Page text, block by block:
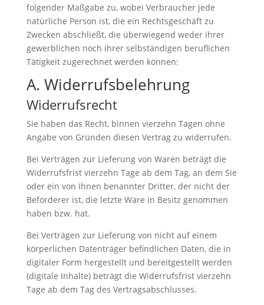
folgender Maßgabe zu, wobei Verbraucher jede
natürliche Person ist, die ein Rechtsgeschäft zu
Zwecken abschließt, die überwiegend weder ihrer
gewerblichen noch ihrer selbständigen beruflichen
Tätigkeit zugerechnet werden können:
A. Widerrufsbelehrung
Widerrufsrecht
Sie haben das Recht, binnen vierzehn Tagen ohne
Angabe von Gründen diesen Vertrag zu widerrufen.
Bei Verträgen zur Lieferung von Waren beträgt die
Widerrufsfrist vierzehn Tage ab dem Tag, an dem Sie
oder ein von Ihnen benannter Dritter, der nicht der
Beförderer ist, die letzte Ware in Besitz genommen
haben bzw. hat.
Bei Verträgen zur Lieferung von nicht auf einem
körperlichen Datenträger befindlichen Daten, die in
digitaler Form hergestellt und bereitgestellt werden
(digitale Inhalte) beträgt die Widerrufsfrist vierzehn
Tage ab dem Tag des Vertragsabschlusses.